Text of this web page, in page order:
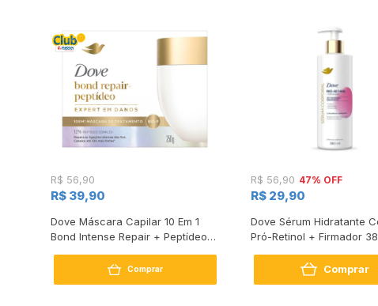
R$ 56,90
R$ 39,90
Dove Máscara Capilar 10 Em 1
Bond Intense Repair + Peptídeo
Comprar
R$ 56,90 47% OFF
R$ 29,90
Dove Sérum Hidratante
Pró-Retinol + Firmador
Comprar